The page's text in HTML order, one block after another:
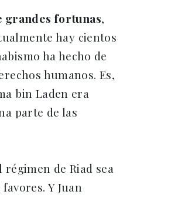
grandes fortunas,
hay cientos
ha hecho de
humanos. Es,
bin Laden era
parte de las
de Riad sea
Y Juan